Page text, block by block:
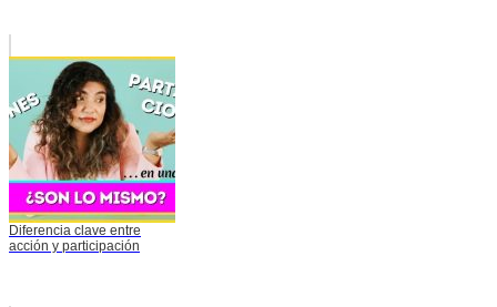
Diferencia clave entre
acción y participación